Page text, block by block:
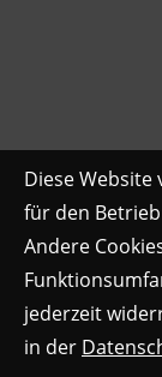
Diese Website
für den
Andere
jederzeit
in der